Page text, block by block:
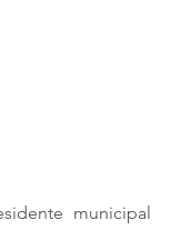
municipal